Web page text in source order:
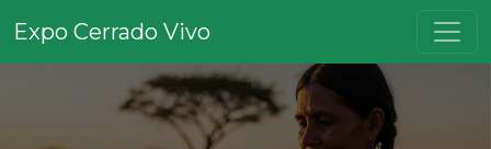
Expo Cerrado Vivo